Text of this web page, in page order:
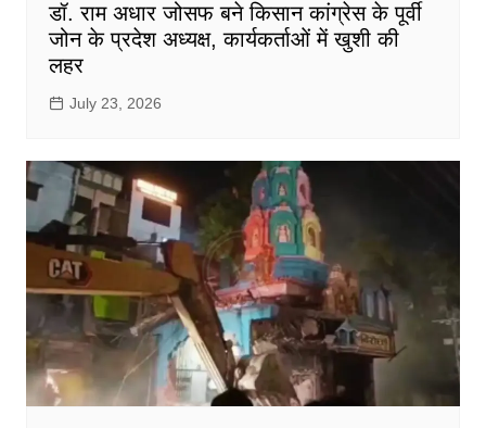
डॉ. राम अधार जोसफ बने किसान कांग्रेस के पूर्वी
जोन के प्रदेश अध्यक्ष, कार्यकर्ताओं में खुशी की
लहर
July 23, 2026